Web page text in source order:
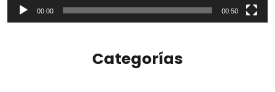
00:00 00:50
Categorías